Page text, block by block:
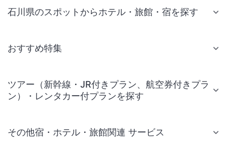
石川県のスポットからホテル・旅館・宿を探す
おすすめ特集
ツアー（新幹線・JR付きプラン、航空券付きプラ
ン）・レンタカー付プランを探す
その他宿・ホテル・旅館関連 サービス